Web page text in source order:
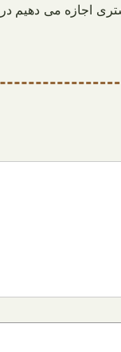
اجازه می دهیم